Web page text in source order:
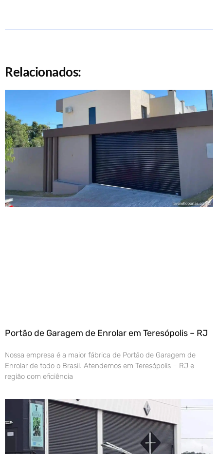
Relacionados:
Portão de Garagem de Enrolar em Teresópolis – RJ
Nossa empresa é a maior fábrica de Portão de Garagem de
Enrolar de todo o Brasil. Atendemos em Teresópolis – RJ e
região com eficiência